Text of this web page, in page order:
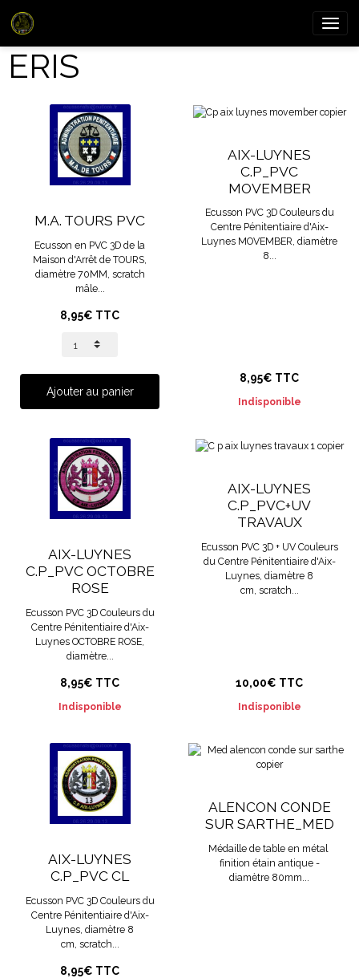
ERIS
M.A. TOURS PVC
Ecusson en PVC 3D de la
Maison d'Arrêt de TOURS,
diamètre 70MM, scratch
mâle...
8,95€ TTC
Ajouter au panier
AIX-LUYNES
C.P_PVC
MOVEMBER
Ecusson PVC 3D Couleurs du
Centre Pénitentiaire d'Aix-
Luynes MOVEMBER, diamètre
8...
8,95€ TTC
Indisponible
AIX-LUYNES
C.P_PVC OCTOBRE
ROSE
Ecusson PVC 3D Couleurs du
Centre Pénitentiaire d'Aix-
Luynes OCTOBRE ROSE,
diamètre...
8,95€ TTC
Indisponible
AIX-LUYNES
C.P_PVC+UV
TRAVAUX
Ecusson PVC 3D + UV Couleurs
du Centre Pénitentiaire d'Aix-
Luynes, diamètre 8
cm, scratch...
10,00€ TTC
Indisponible
AIX-LUYNES
C.P_PVC CL
Ecusson PVC 3D Couleurs du
Centre Pénitentiaire d'Aix-
Luynes, diamètre 8
cm, scratch...
8,95€ TTC
ALENCON CONDE
SUR SARTHE_MED
Médaille de table en métal
finition étain antique -
diamètre 80mm...